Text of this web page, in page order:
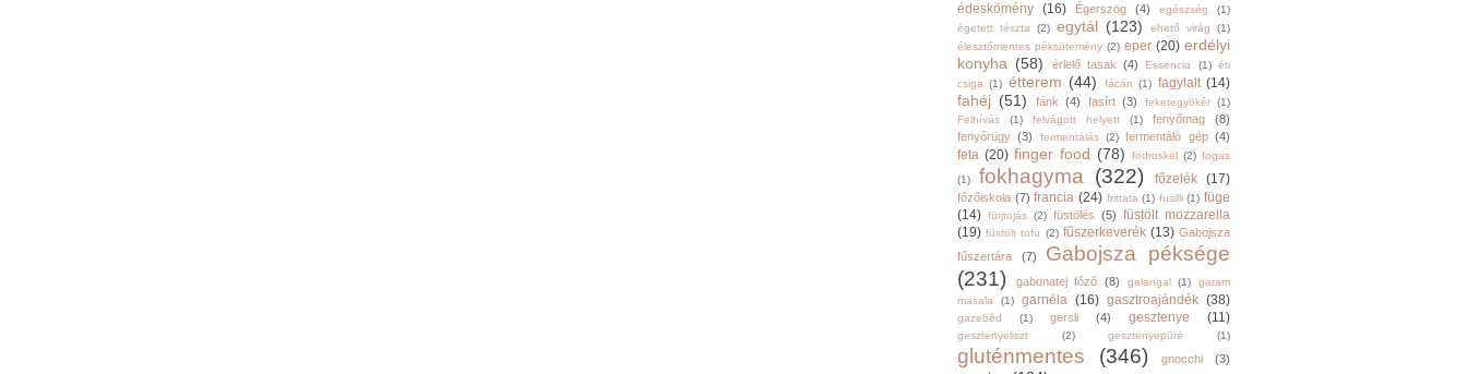
édeskömény (16) Égerszög (4) egészség
(1)
égetett tészta
(2) egytál (123) ehető virág
(1)
élesztőmentes péksütemény (2) eper (20) erdélyi
konyha (58) érlelő tasak (4) Essencia (1) éti
csiga (1) étterem (44) fácán (1) fagylalt (14)
fahéj (51) fánk (4) fasírt (3) feketegyökér (1)
Felhívás
(1) felvágott helyett (1) fenyőmag
(8)
fenyőrügy (3) fermentálás (2) fermentáló gép (4)
feta (20) finger food (78) fodroskel (2) fogas
(1)
fokhagyma (322) főzelék (17)
főzőiskola (7) francia (24) frittata (1) fusilli (1) füge
(14) fürjtojás (2) füstölés (5) füstölt mozzarella
(19) füstölt tofu (2) fűszerkeverék (13) Gabojsza
fűszertára
(7)
Gabojsza péksége
(231)
gabonatej főző (8) galangal (1)
garam
masala
(1) garnéla (16) gasztroajándék (38)
gazebéd (1) gersli (4) gesztenye (11)
gesztenyeliszt (2) gesztenyepüré (1)
gluténmentes (346) gnocchi (3)